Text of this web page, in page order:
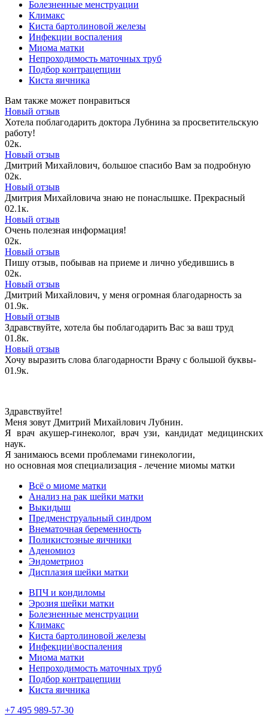
Болезненные менструации
Климакс
Киста бартолиновой железы
Инфекции воспаления
Миома матки
Непроходимость маточных труб
Подбор контрацепции
Киста яичника
Вам также может понравиться
Новый отзыв
Хотела поблагодарить доктора Лубнина за просветительскую
работу!
02к.
Новый отзыв
Дмитрий Михайлович, большое спасибо Вам за подробную
02к.
Новый отзыв
Дмитрия Михайловича знаю не понаслышке. Прекрасный
02.1к.
Новый отзыв
Очень полезная информация!
02к.
Новый отзыв
Пишу отзыв, побывав на приеме и лично убедившись в
02к.
Новый отзыв
Дмитрий Михайлович, у меня огромная благодарность за
01.9к.
Новый отзыв
Здравствуйте, хотела бы поблагодарить Вас за ваш труд
01.8к.
Новый отзыв
Хочу выразить слова благодарности Врачу с большой буквы-
01.9к.
Здравствуйте!
Меня зовут Дмитрий Михайлович Лубнин.
Я врач акушер-гинеколог, врач узи, кандидат медицинских
наук.
Я занимаюсь всеми проблемами гинекологии,
но основная моя специализация - лечение миомы матки
Всё о миоме матки
Анализ на рак шейки матки
Выкидыш
Предменструальный синдром
Внематочная беременность
Поликистозные яичники
Аденомиоз
Эндометриоз
Дисплазия шейки матки
ВПЧ и кондиломы
Эрозия шейки матки
Болезненные менструации
Климакс
Киста бартолиновой железы
Инфекции\воспаления
Миома матки
Непроходимость маточных труб
Подбор контрацепции
Киста яичника
+7 495 989-57-30